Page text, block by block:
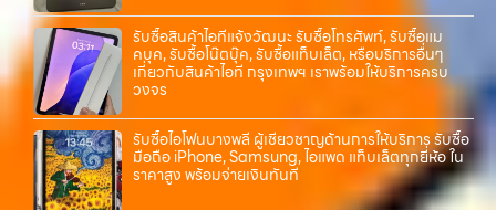
รับซื้อสินค้าไอทีแจ้งวัฒนะ รับซื้อโทรศัพท์, รับซื้อแม
คบุค, รับซื้อโน๊ตบุ๊ค, รับซื้อแท็บเล็ต, หรือบริการอื่นๆ
เกี่ยวกับสินค้าไอที กรุงเทพฯ เราพร้อมให้บริการครบ
วงจร
รับซื้อไอโฟนบางพลี ผู้เชี่ยวชาญด้านการให้บริการ รับซื้อ
มือถือ iPhone, Samsung, ไอแพด แท็บเล็ตทุกยี่ห้อ ใน
ราคาสูง พร้อมจ่ายเงินทันที